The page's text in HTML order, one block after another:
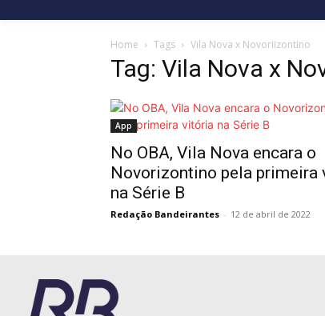
Home Tags Vila Nova x Novoriizontino
Tag: Vila Nova x
App
No OBA, Vila Nova encara o
Novorizontino pela primeira
na Série B
Redação Bandeirantes - 12 de abril de 2022